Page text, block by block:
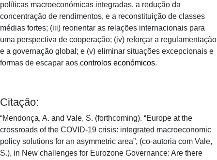
políticas macroeconómicas integradas, a redução da
concentração de rendimentos, e a reconstituição de classes
médias fortes; (iii) reorientar as relações internacionais para
uma perspectiva de cooperação; (iv) reforçar a regulamentação
e a governação global; e (v) eliminar situações excepcionais e
formas de escapar aos controlos económicos.
Citação:
“Mendonça, A. and Vale, S. (forthcoming). “Europe at the
crossroads of the COVID-19 crisis: integrated macroeconomic
policy solutions for an asymmetric area”, (co-autoria com Vale,
S.), in New challenges for Eurozone Governance: Are there